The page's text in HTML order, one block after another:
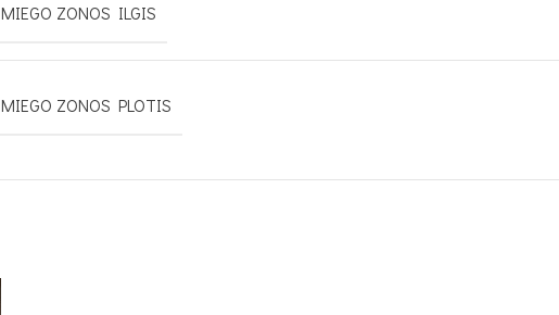
MIEGO ZONOS ILGIS
MIEGO ZONOS PLOTIS